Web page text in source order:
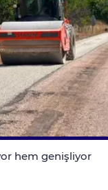
hem genişliyor